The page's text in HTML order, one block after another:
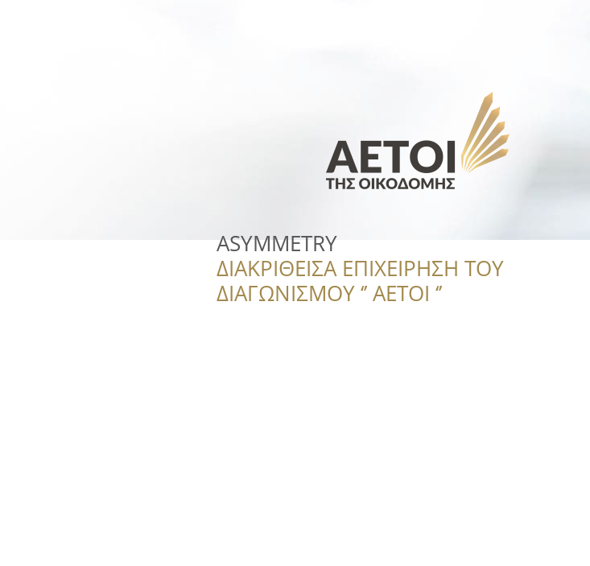
ASYMMETRY
ΔΙΑΚΡΙΘΕΙΣΑ ΕΠΙΧΕΙΡΗΣΗ ΤΟΥ
ΔΙΑΓΩΝΙΣΜΟΥ ‘’ ΑΕΤΟΙ ‘’